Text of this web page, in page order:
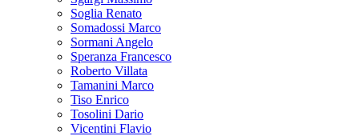
Soglia Renato
Somadossi Marco
Sormani Angelo
Speranza Francesco
Roberto Villata
Tamanini Marco
Tiso Enrico
Tosolini Dario
Vicentini Flavio